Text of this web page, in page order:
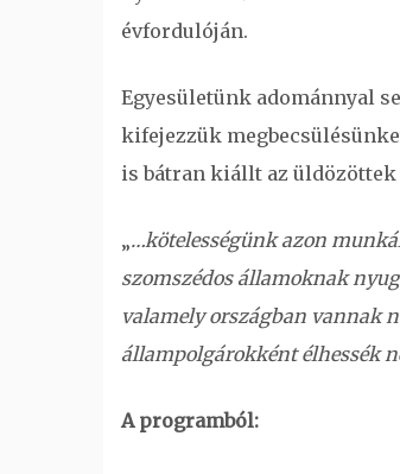
évfordulóján.
Egyesületünk adománnyal
kifejezzük
is bátran kiállt az üldözöttek
„…kötelességünk azon
szomszédos államoknak
valamely országban vannak
állampolgárokként élhessék
A programból: